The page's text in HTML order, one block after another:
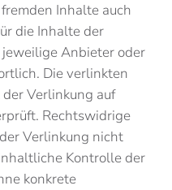
Inhalte auch
die Inhalte der
Anbieter oder
Die verlinkten
Verlinkung auf
Rechtswidrige
Verlinkung nicht
Kontrolle der
konkrete